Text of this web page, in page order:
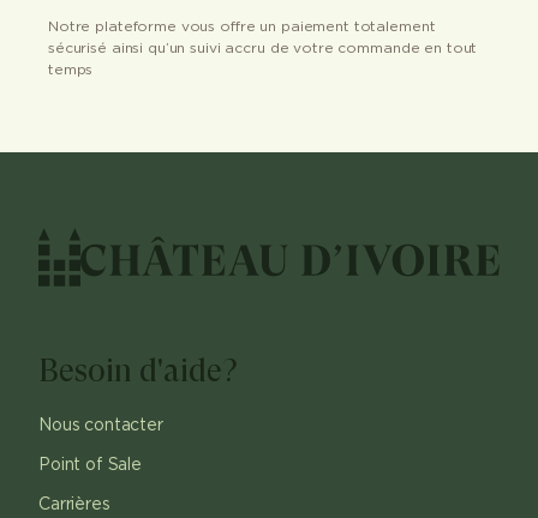
Notre plateforme vous offre un paiement totalement
sécurisé ainsi qu’un suivi accru de votre commande en tout
temps
Besoin d'aide?
Nous contacter
Point of Sale
Carrières